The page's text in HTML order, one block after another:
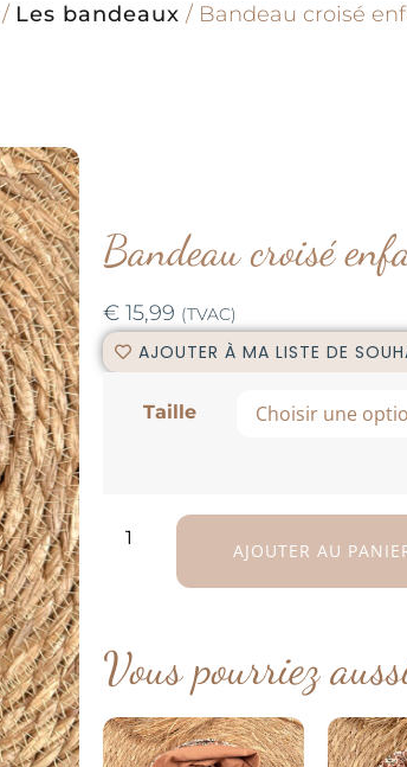
/ Les bandeaux / Bandeau croisé
Bandeau croisé
€ 15,99 (TVAC)
AJOUTER À MA LISTE DE
Taille
AJOUTER AU
Vous pourriez